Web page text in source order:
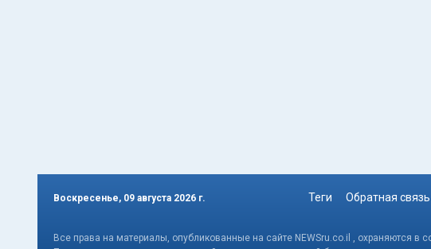
Воскресенье, 09 августа 2026 г. Теги Обратная связь
Все права на материалы, опубликованные на сайте NEWSru.co.il , охраняются в